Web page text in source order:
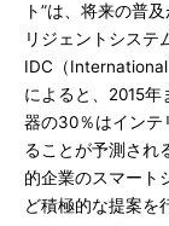
ト”は、将来の普
リジェントシステ
IDC（
によると、2015
器の30％はインテ
ることが予測され
的企業のスマート
ど積極的な提案を